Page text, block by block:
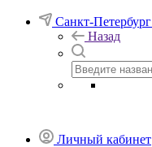
Санкт-Петербург
Назад
Личный кабинет